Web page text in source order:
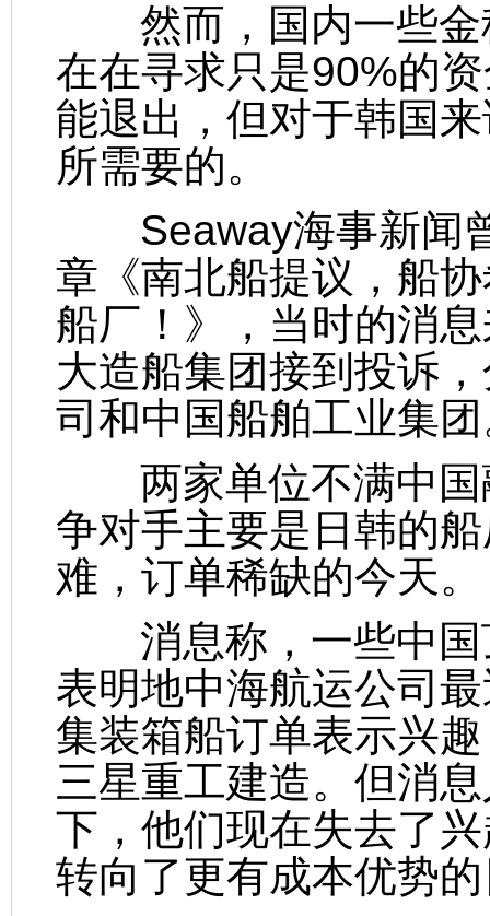
然而，国内一些金
在在寻求只是90%的
能退出，但对于韩国
所需要的。
Seaway海事新闻曾
章《南北船提议，船
船厂！》，当时的消
大造船集团接到投诉
司和中国船舶工业集
两家单位不满中国
争对手主要是日韩的
难，订单稀缺的今天。
消息称，一些中国
表明地中海航运公司
集装箱船订单表示兴
三星重工建造。但消
下，他们现在失去了
转向了更有成本优势